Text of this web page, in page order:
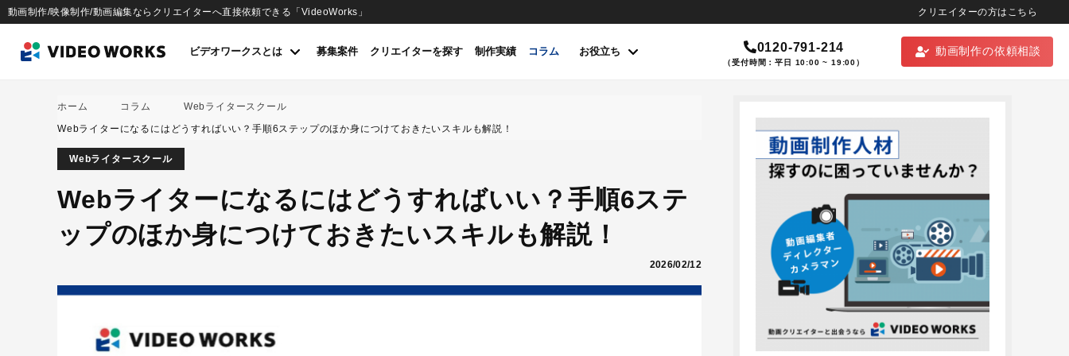
動画制作/映像制作/動画編集ならクリエイターへ直接依頼できる「VideoWorks」 クリエイターの方はこちら
ビデオワークスとは 募集案件 クリエイターを探す 制作実績 コラム お役立ち 動画制作の依頼相談
0120-791-214
（受付時間：平日 10:00 ~ 19:00）
ホーム コラム
Webライタースクール
Webライターになるにはどうすればいい？手順6ステップのほか身につけておきたいスキルも解説！
Webライタースクール
Webライターになるにはどうすればいい？手順6ステ
ップのほか身につけておきたいスキルも解説！
2026/02/12